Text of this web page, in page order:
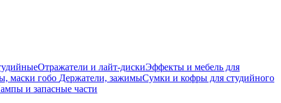
Отражатели и лайт-дискиЭффекты и мебель для
маски гобо Держатели, зажимыСумки и кофры для студийного
и запасные части